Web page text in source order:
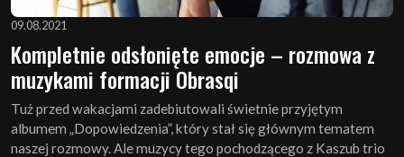
09.08.2021
Kompletnie odsłonięte emocje – rozmowa z
muzykami formacji Obrasqi
Tuż przed wakacjami zadebiutowali świetnie przyjętym
albumem „Dopowiedzenia”, który stał się głównym tematem
naszej rozmowy. Ale muzycy tego pochodzącego z Kaszub trio